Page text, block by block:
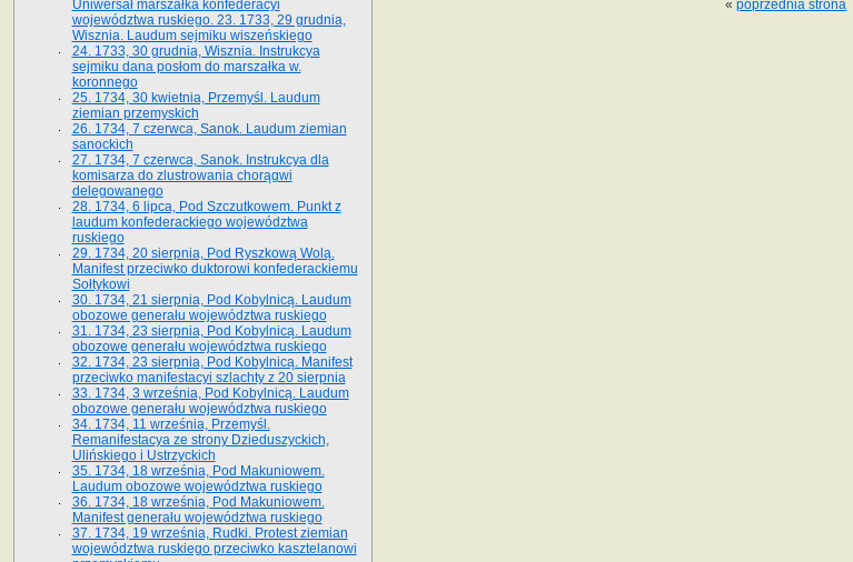
«poprzednia strona
Uniwersał marszałka konfederacyi
województwa ruskiego. 23. 1733, 29 grudnia,
Wisznia. Laudum sejmiku wiszeńskiego
24. 1733, 30 grudnia, Wisznia. Instrukcya
sejmiku dana posłom do marszałka w.
koronnego
25. 1734, 30 kwietnia, Przemyśl. Laudum
ziemian przemyskich
26. 1734, 7 czerwca, Sanok. Laudum ziemian
sanockich
27. 1734, 7 czerwca, Sanok. Instrukcya dla
komisarza do zlustrowania chorągwi
delegowanego
28. 1734, 6 lipca, Pod Szczutkowem. Punkt z
laudum konfederackiego województwa
ruskiego
29. 1734, 20 sierpnia, Pod Ryszkową Wolą.
Manifest przeciwko duktorowi konfederackiemu
Sołtykowi
30. 1734, 21 sierpnia, Pod Kobylnicą. Laudum
obozowe generału województwa ruskiego
31. 1734, 23 sierpnia, Pod Kobylnicą. Laudum
obozowe generału województwa ruskiego
32. 1734, 23 sierpnia, Pod Kobylnicą. Manifest
przeciwko manifestacyi szlachty z 20 sierpnia
33. 1734, 3 września, Pod Kobylnicą. Laudum
obozowe generału województwa ruskiego
34. 1734, 11 września, Przemyśl.
Remanifestacya ze strony Dzieduszyckich,
Ulińskiego i Ustrzyckich
35. 1734, 18 września, Pod Makuniowem.
Laudum obozowe województwa ruskiego
36. 1734, 18 września, Pod Makuniowem.
Manifest generału województwa ruskiego
37. 1734, 19 września, Rudki. Protest ziemian
województwa ruskiego przeciwko kasztelanowi